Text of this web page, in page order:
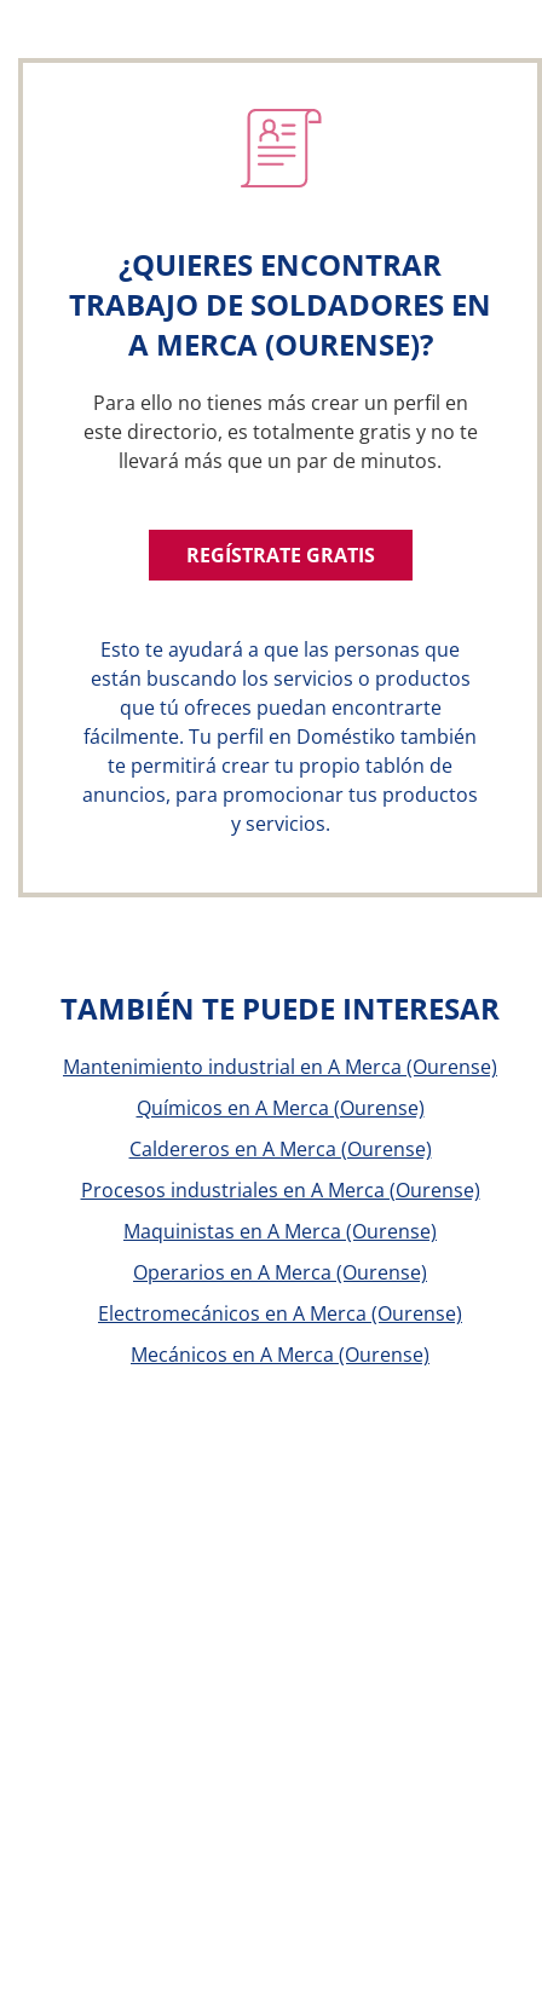
¿QUIERES ENCONTRAR
TRABAJO DE SOLDADORES EN
A MERCA (OURENSE)?
Para ello no tienes más crear un perfil en
este directorio, es totalmente gratis y no te
llevará más que un par de minutos.
REGÍSTRATE GRATIS
Esto te ayudará a que las personas que
están buscando los servicios o productos
que tú ofreces puedan encontrarte
fácilmente. Tu perfil en Doméstiko también
te permitirá crear tu propio tablón de
anuncios, para promocionar tus productos
y servicios.
TAMBIÉN TE PUEDE INTERESAR
Mantenimiento industrial en A Merca (Ourense)
Químicos en A Merca (Ourense)
Caldereros en A Merca (Ourense)
Procesos industriales en A Merca (Ourense)
Maquinistas en A Merca (Ourense)
Operarios en A Merca (Ourense)
Electromecánicos en A Merca (Ourense)
Mecánicos en A Merca (Ourense)